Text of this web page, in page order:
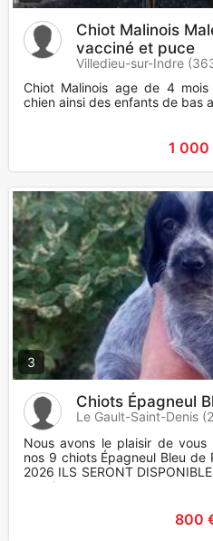
Chiot Malinois
vacciné et puce
Villedieu-sur-Indre
Chiot Malinois age de 4
chien ainsi des enfants de bas
1 000
3
Chiots Épagneul
Le Gault-Saint-Denis
Nous avons le plaisir de vous
nos 9 chiots Épagneul Bleu
2026 ILS SERONT
vacci
800